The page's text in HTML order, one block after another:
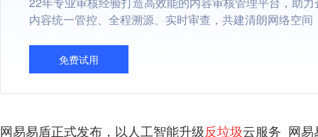
内容统一管控、全程溯源、实时审查，共建清朗网络空间
免费试用
网易易盾正式发布，以人工智能升级反垃圾云服务_网易